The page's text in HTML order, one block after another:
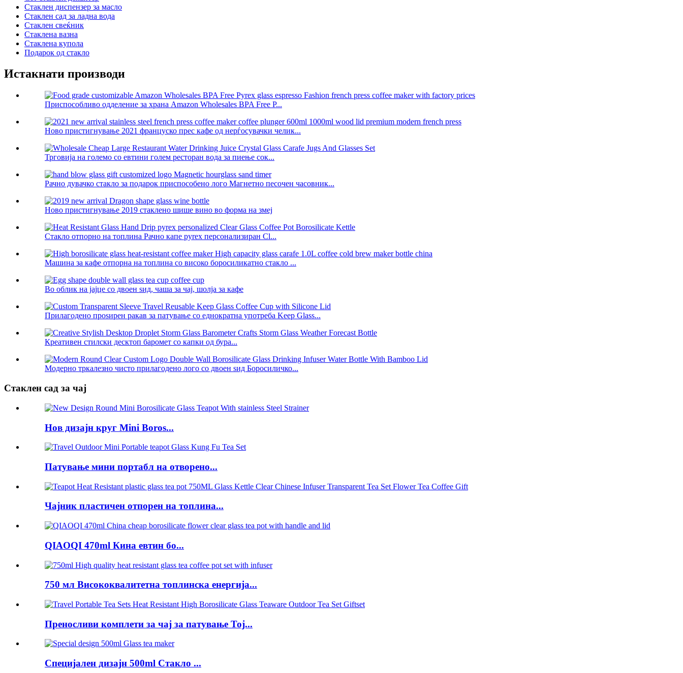
Стаклен диспензер за масло
Стаклен сад за ладна вода
Стаклен свеќник
Стаклена вазна
Стаклена купола
Подарок од стакло
Истакнати производи
Приспособливо одделение за храна Amazon Wholesales BPA Free P...
Ново пристигнување 2021 француско прес кафе од нерѓосувачки челик...
Трговија на големо со евтини голем ресторан вода за пиење сок...
Рачно дувачко стакло за подарок приспособено лого Магнетно песочен часовник...
Ново пристигнување 2019 стаклено шише вино во форма на змеј
Стакло отпорно на топлина Рачно капе pyrex персонализиран Cl...
Машина за кафе отпорна на топлина со високо боросиликатно стакло ...
Во облик на јајце со двоен ѕид, чаша за чај, шолја за кафе
Прилагодено проѕирен ракав за патување со еднократна употреба Keep Glass...
Креативен стилски десктоп баромет со капки од бура...
Модерно тркалезно чисто прилагодено лого со двоен ѕид Боросиличко...
Стаклен сад за чај
Нов дизајн круг Mini Boros...
Патување мини портабл на отворено...
Чајник пластичен отпорен на топлина...
QIAOQI 470ml Кина евтин бо...
750 мл Висококвалитетна топлинска енергија...
Преносливи комплети за чај за патување Тој...
Специјален дизајн 500ml Стакло ...